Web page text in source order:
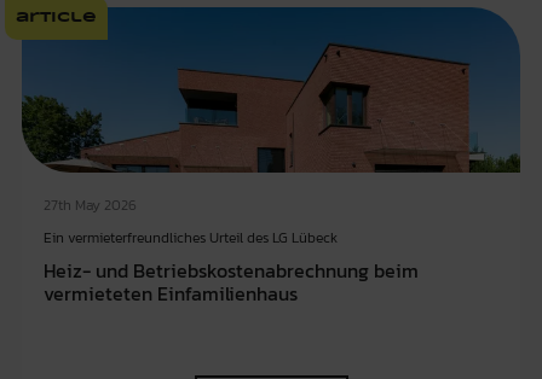
article
27th May 2026
Ein vermieterfreundliches Urteil des LG Lübeck
Heiz- und Betriebskostenabrechnung beim
vermieteten Einfamilienhaus